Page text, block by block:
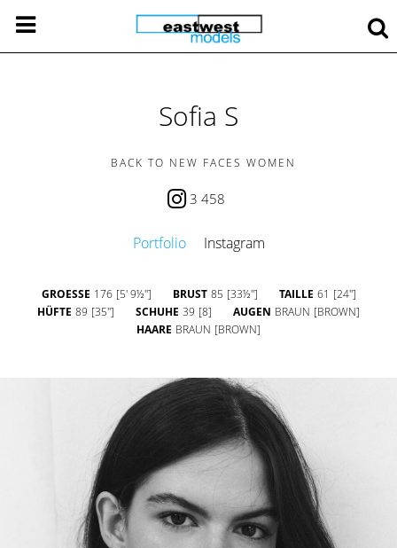
Sofia S
BACK TO NEW FACES WOMEN
3 458
Portfolio Instagram
GROESSE 176 [5' 9½''] BRUST 85 [33½''] TAILLE 61 [24'']
HÜFTE 89 [35''] SCHUHE 39 [8] AUGEN BRAUN [BROWN]
HAARE BRAUN [BROWN]